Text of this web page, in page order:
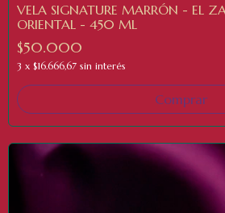
VELA SIGNATURE MARRÓN - EL
ORIENTAL - 450 ML
$50.000
3 x $16.666,67 sin interés